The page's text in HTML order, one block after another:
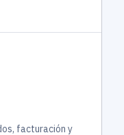
facturación y